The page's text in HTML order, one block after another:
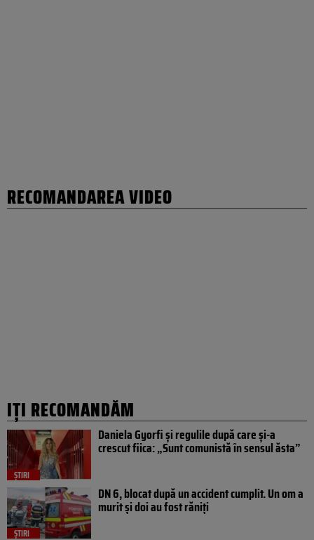
RECOMANDAREA VIDEO
IȚI RECOMANDĂM
ȘTIRI
Daniela Gyorfi și regulile după care și-a
crescut fiica: „Sunt comunistă în sensul ăsta”
ȘTIRI
DN 6, blocat după un accident cumplit. Un om a
murit și doi au fost răniți